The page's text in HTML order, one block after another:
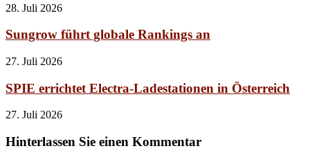
28. Juli 2026
Sungrow führt globale Rankings an
27. Juli 2026
SPIE errichtet Electra-Ladestationen in Österreich
27. Juli 2026
Hinterlassen Sie einen Kommentar